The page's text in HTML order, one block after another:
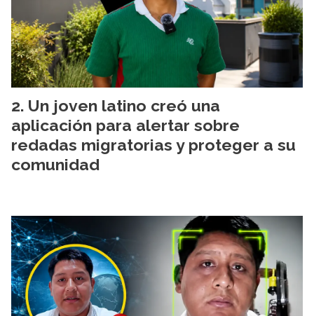
Un joven latino creó una
aplicación para alertar sobre
redadas migratorias y proteger a su
comunidad